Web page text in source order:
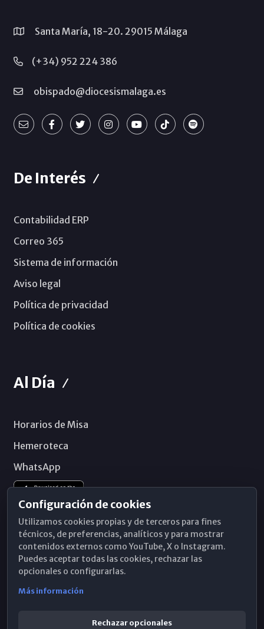
Santa María, 18-20. 29015 Málaga
(+34) 952 224 386
obispado@diocesismalaga.es
De Interés
Contabilidad ERP
Correo 365
Sistema de información
Aviso legal
Política de privacidad
Política de cookies
Al Día
Horarios de Misa
Hemeroteca
WhatsApp
Configuración de cookies
Utilizamos cookies propias y de terceros para fines
técnicos, de preferencias, analíticos y para mostrar
contenidos externos como YouTube, X o Instagram.
Puedes aceptar todas las cookies, rechazar las
opcionales o configurarlas.
Más información
Rechazar opcionales